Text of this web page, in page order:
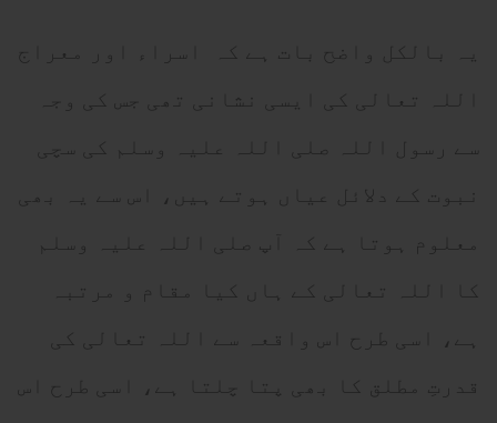
یہ بالکل واضح بات ہے کہ اسراء اور معراج
اللہ تعالی کی ایسی نشانی تھی جس کی وجہ
سے رسول اللہ صلی اللہ علیہ وسلم کی سچی
نبوت کے دلائل عیاں ہوتے ہیں، اس سے یہ بھی
معلوم ہوتا ہے کہ آپ صلی اللہ علیہ وسلم
کا اللہ تعالی کے ہاں کیا مقام و مرتبہ
ہے، اسی طرح اس واقعہ سے اللہ تعالی کی
قدرتِ مطلق کا بھی پتا چلتا ہے، اسی طرح اس